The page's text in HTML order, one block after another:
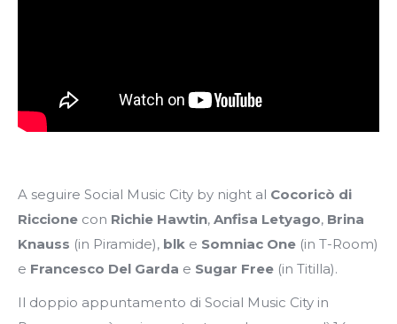
A seguire Social Music City by night al Cocoricò di
Riccione con Richie Hawtin, Anfisa Letyago, Brina
Knauss (in Piramide), blk e Somniac One (in T-Room)
e Francesco Del Garda e Sugar Free (in Titilla).
Il doppio appuntamento di Social Music City in